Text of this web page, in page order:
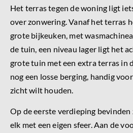
Het terras tegen de woning ligt
over zonwering. Vanaf het terras
grote bijkeuken, met
de tuin, een niveau lager ligt het
grote tuin met een extra terras in
nog een losse berging, handig
zicht wilt houden.
Op de eerste verdieping bevinden
elk met een eigen sfeer. Aan de